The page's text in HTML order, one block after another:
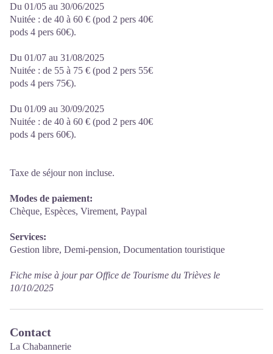
Du 01/05 au 30/06/2025
Nuitée : de 40 à 60 € (pod 2 pers 40€
pods 4 pers 60€).
Du 01/07 au 31/08/2025
Nuitée : de 55 à 75 € (pod 2 pers 55€
pods 4 pers 75€).
Du 01/09 au 30/09/2025
Nuitée : de 40 à 60 € (pod 2 pers 40€
pods 4 pers 60€).
Taxe de séjour non incluse.
Modes de paiement:
Chèque, Espèces, Virement, Paypal
Services:
Gestion libre, Demi-pension, Documentation touristique
Fiche mise à jour par Office de Tourisme du Trièves le
10/10/2025
Contact
La Chabannerie